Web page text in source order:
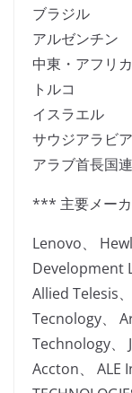
ブラジル
アルゼンチン
中東・アフリカ
トルコ
イスラエル
サウジアラビア
アラブ首長国
*** 主要メー
Lenovo、
Development
Allied Telesis
Tecnology、
Technology、
Accton、 ALE